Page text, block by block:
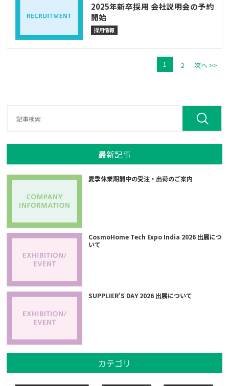
2025年新卒採用 会社説明会の予約
開始
採用情報
1 2 次へ >>
最新記事
夏季休業期間中の受注・出荷のご案内
CosmoHome Tech Expo India 2026 出展につ
いて
SUPPLIER’S DAY 2026 出展について
カテゴリ